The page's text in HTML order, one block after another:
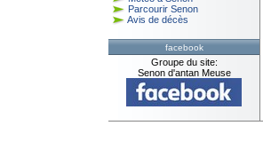
Parcourir Senon
Avis de décès
facebook
Groupe du site:
Senon d'antan Meuse